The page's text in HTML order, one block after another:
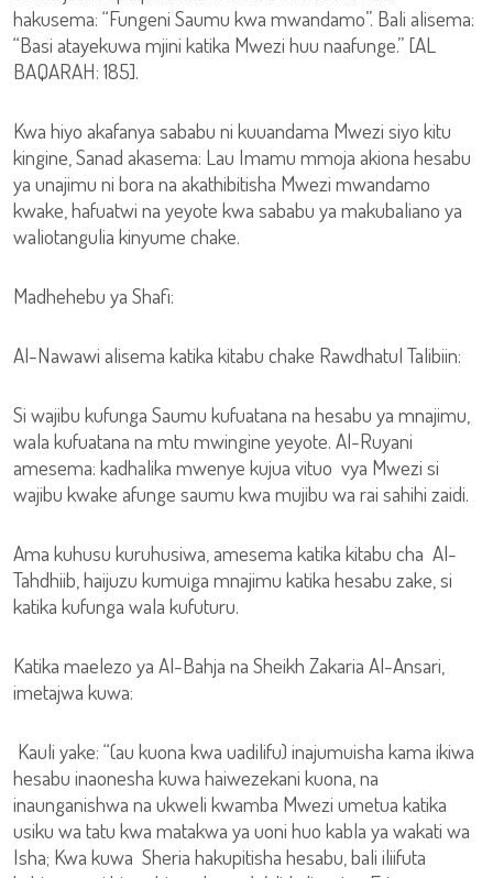
hakusema: “Fungeni Saumu kwa mwandamo”. Bali alisema:
“Basi atayekuwa mjini katika Mwezi huu naafunge.” [AL
BAQARAH: 185].
Kwa hiyo akafanya sababu ni kuuandama Mwezi siyo kitu
kingine, Sanad akasema: Lau Imamu mmoja akiona hesabu
ya unajimu ni bora na akathibitisha Mwezi mwandamo
kwake, hafuatwi na yeyote kwa sababu ya makubaliano ya
waliotangulia kinyume chake.
Madhehebu ya Shafi:
Al-Nawawi alisema katika kitabu chake Rawdhatul Talibiin:
Si wajibu kufunga Saumu kufuatana na hesabu ya mnajimu,
wala kufuatana na mtu mwingine yeyote. Al-Ruyani
amesema: kadhalika mwenye kujua vituo vya Mwezi si
wajibu kwake afunge saumu kwa mujibu wa rai sahihi zaidi.
Ama kuhusu kuruhusiwa, amesema katika kitabu cha Al-
Tahdhiib, haijuzu kumuiga mnajimu katika hesabu zake, si
katika kufunga wala kufuturu.
Katika maelezo ya Al-Bahja na Sheikh Zakaria Al-Ansari,
imetajwa kuwa:
Kauli yake: “(au kuona kwa uadilifu) inajumuisha kama ikiwa
hesabu inaonesha kuwa haiwezekani kuona, na
inaunganishwa na ukweli kwamba Mwezi umetua katika
usiku wa tatu kwa matakwa ya uoni huo kabla ya wakati wa
Isha; Kwa kuwa Sheria hakupitisha hesabu, bali iliifuta